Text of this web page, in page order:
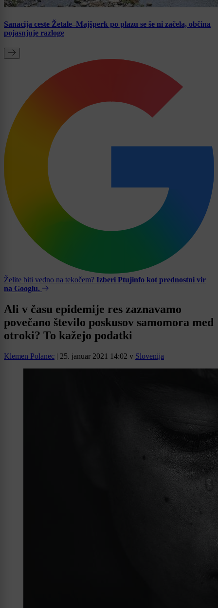
Sanacija ceste Žetale–Majšperk po plazu se še ni začela, občina
pojasnjuje razloge
Želite biti vedno na tekočem? Izberi Ptujinfo kot prednostni vir
na Googlu.
Ali v času epidemije res zaznavamo
povečano število poskusov samomora med
otroki? To kažejo podatki
Klemen Polanec | 25. januar 2021 14:02 v Slovenija